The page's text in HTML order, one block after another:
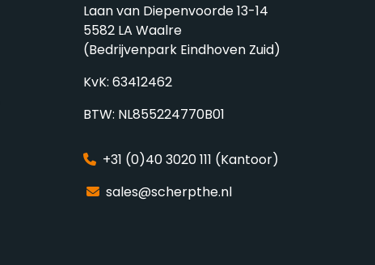
Laan van Diepenvoorde 13-14
5582 LA Waalre
(Bedrijvenpark Eindhoven Zuid)
KvK: 63412462
BTW: NL855224770B01
+31 (0)40 3020 111 (Kantoor)
sales@scherpthe.nl